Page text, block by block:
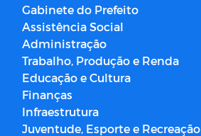
Gabinete do Prefeito
Assistência Social
Administração
Trabalho, Produção e Renda
Educação e Cultura
Finanças
Infraestrutura
Juventude, Esporte e Recreação